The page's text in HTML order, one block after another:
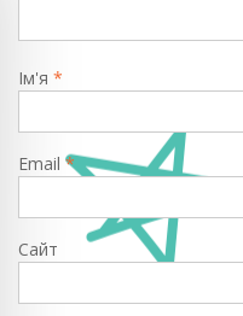
Ім'я *
Email *
Сайт